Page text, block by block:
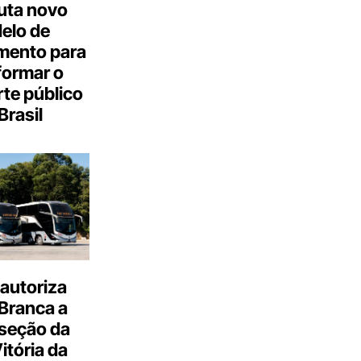
novo
de
para
o
público
a
da
da